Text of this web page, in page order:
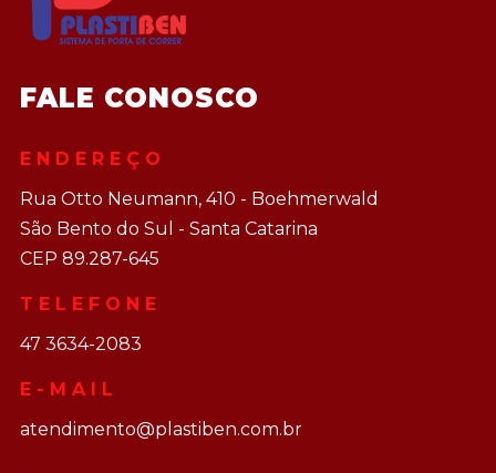
FALE CONOSCO
ENDEREÇO
Rua Otto Neumann, 410 - Boehmerwald
São Bento do Sul - Santa Catarina
CEP 89.287-645
TELEFONE
47 3634-2083
E-MAIL
atendimento@plastiben.com.br